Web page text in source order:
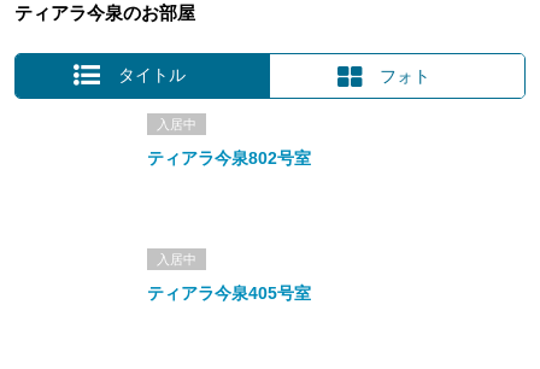
ティアラ今泉のお部屋
タイトル フォト
入居中
ティアラ今泉802号室
入居中
ティアラ今泉405号室